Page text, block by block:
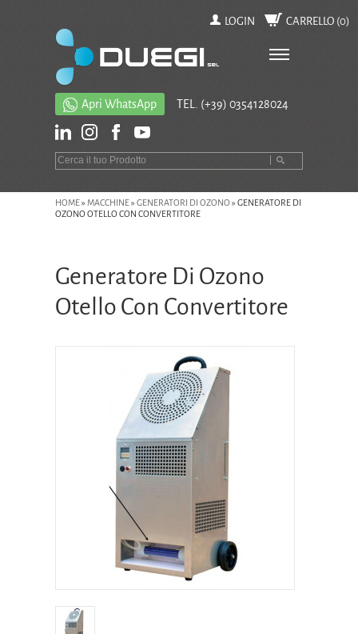
LOGIN CARRELLO (0)
Apri WhatsApp TEL. (+39) 0354128024
HOME» MACCHINE» GENERATORI DI OZONO » GENERATORE DI
OZONO OTELLO CON CONVERTITORE
Generatore Di Ozono
Otello Con Convertitore